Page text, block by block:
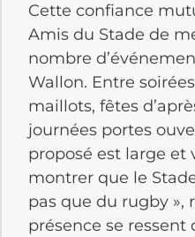
Cette confiance
Amis du Stade de
nombre
Wallon. Entre
maillots, fêtes
journées portes
proposé est large et
montrer que le
pas que du rugby »,
présence se ressent